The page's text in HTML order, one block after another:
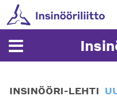
Skip
to
content
INSINÖÖRI-LEHTI